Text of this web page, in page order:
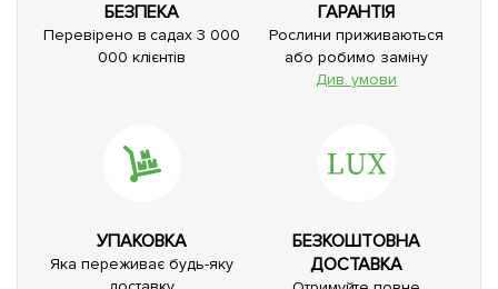
БЕЗПЕКА
Перевірено в садах 3 000
000 клієнтів
ГАРАНТІЯ
Рослини приживаються
або робимо заміну
Див. умови
УПАКОВКА
Яка переживає будь-яку
БЕЗКОШТОВНА
ДОСТАВКА